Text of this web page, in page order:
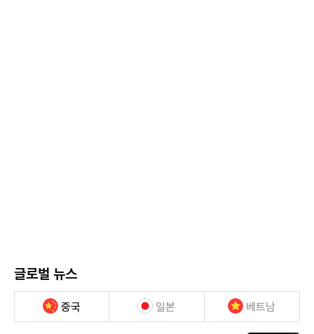
글로벌 뉴스
중국 일본 베트남